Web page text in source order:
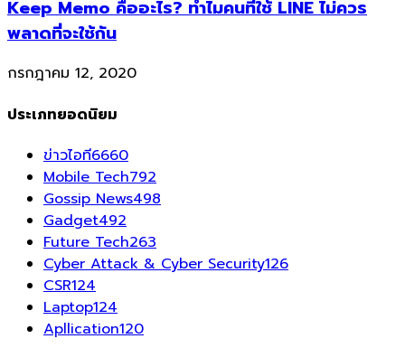
Keep Memo คืออะไร? ทำไมคนที่ใช้ LINE ไม่ควร
พลาดที่จะใช้กัน
กรกฎาคม 12, 2020
ประเภทยอดนิยม
ข่าวไอที6660
Mobile Tech792
Gossip News498
Gadget492
Future Tech263
Cyber Attack & Cyber Security126
CSR124
Laptop124
Apllication120